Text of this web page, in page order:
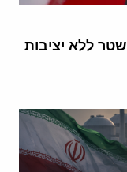
ללא יציבות